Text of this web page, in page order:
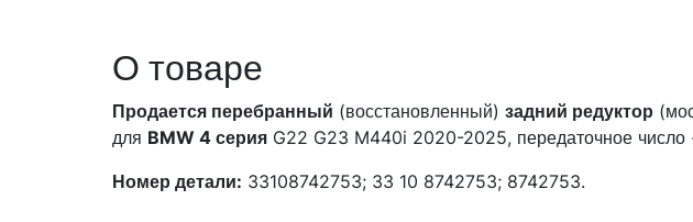
О товаре
Продается перебранный (восстановленный) задний редуктор
для BMW 4 серия G22 G23 M440i 2020-2025, передаточное число
Номер детали: 33108742753; 33 10 8742753; 8742753.